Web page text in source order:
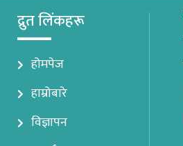
द्रुत लिंकहरू
होमपेज
हाम्रोबारे
विज्ञापन